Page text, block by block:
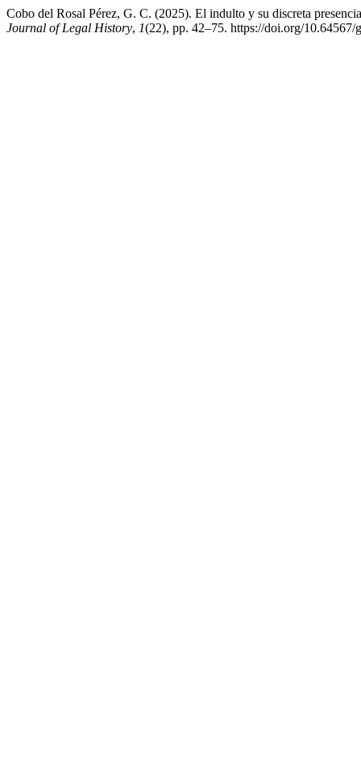
Cobo del Rosal Pérez, G. C. (2025). El indulto y su discreta
Journal of Legal History, 1(22), pp. 42–75. https://doi.org/10.64567/